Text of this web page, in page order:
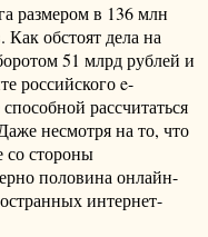
размером в 136 млн
обстоят дела на
51 млрд рублей и
российского e-
рассчитаться
несмотря на то, что
со стороны
половина онлайн-
интернет-